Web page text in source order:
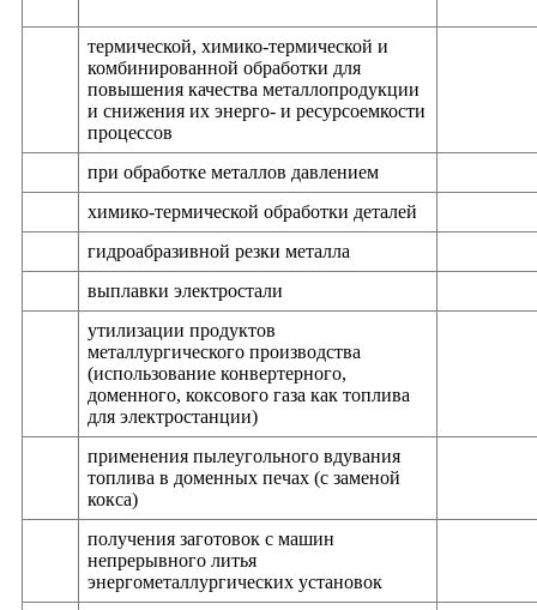
термической, химико-термической и
комбинированной обработки для
повышения качества металлопродукции
и снижения их энерго- и ресурсоемкости
процессов
при обработке металлов давлением
химико-термической обработки деталей
гидроабразивной резки металла
выплавки электростали
утилизации продуктов
металлургического производства
(использование конвертерного,
доменного, коксового газа как топлива
для электростанции)
применения пылеугольного вдувания
топлива в доменных печах (с заменой
кокса)
получения заготовок с машин
непрерывного литья
энергометаллургических установок